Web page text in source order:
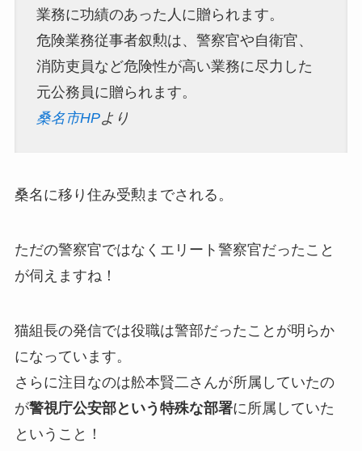
業務に功績のあった人に贈られます。
危険業務従事者叙勲は、警察官や自衛官、
消防吏員など危険性が高い業務に尽力した
元公務員に贈られます。
桑名市HPより
桑名に移り住み受勲までされる。
ただの警察官ではなくエリート警察官だったこと
が伺えますね！
猫組長の発信では役職は警部だったことが明らか
になっています。
さらに注目なのは舩本賢二さんが所属していたの
が警視庁公安部という特殊な部署に所属していた
ということ！